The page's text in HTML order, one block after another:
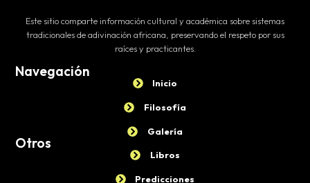
Este sitio comparte información cultural y académica sobre sistemas
tradicionales de adivinación africana, preservando el respeto por sus
raíces y practicantes.
Navegación
Inicio
Filosofía
Galería
Otros
Libros
Predicciones